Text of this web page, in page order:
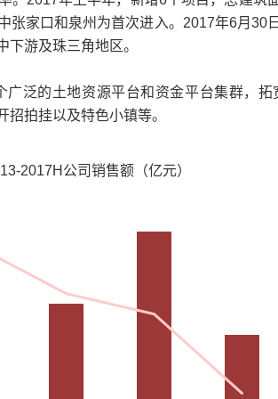
张家口和泉州为首次进入。2017年6月30
游及珠三角地区。
的土地资源平台和资金平台集群，拓
拍挂以及特色小镇等。
2017H公司销售额（亿元）